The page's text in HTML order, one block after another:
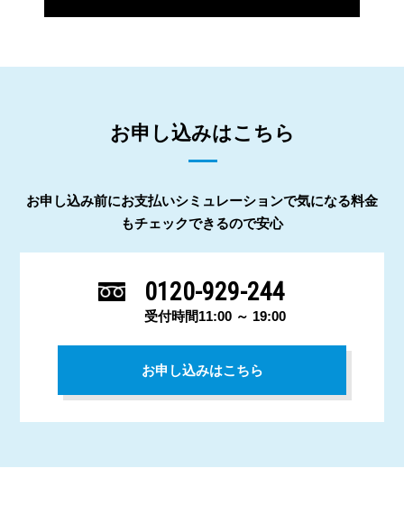
お申し込みはこちら
お申し込み前にお支払いシミュレーションで気になる料金
もチェックできるので安心
0120-929-244
受付時間11:00 ～ 19:00
お申し込みはこちら